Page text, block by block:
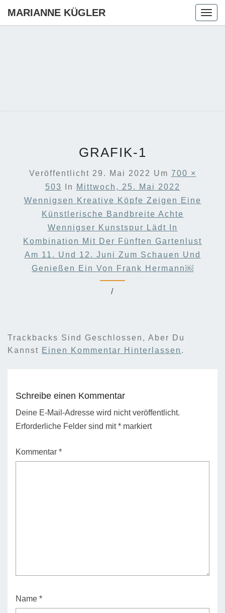
MARIANNE KÜGLER
GRAFIK-1
Veröffentlicht 29. Mai 2022 Um 700 ×
503
In
Mittwoch, 25. Mai 2022
Wennigsen Kreative Köpfe Zeigen Eine
Künstlerische Bandbreite Achte
Wennigser Kunstspur Lädt In
Kombination Mit Der Fünften Gartenlust
Am 11. Und 12. Juni Zum Schauen Und
Genießen Ein Von Frank Hermann￼
/
Trackbacks Sind Geschlossen, Aber Du
Kannst Einen Kommentar Hinterlassen .
Schreibe einen Kommentar
Deine E-Mail-Adresse wird nicht veröffentlicht.
Erforderliche Felder sind mit* markiert
Kommentar *
Name *